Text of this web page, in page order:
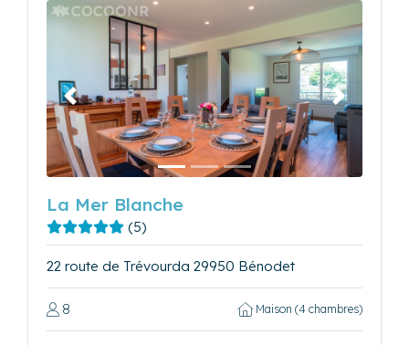
Précédent Suivant
La Mer Blanche
(5)
22 route de Trévourda 29950 Bénodet
8 Maison (4 chambres)